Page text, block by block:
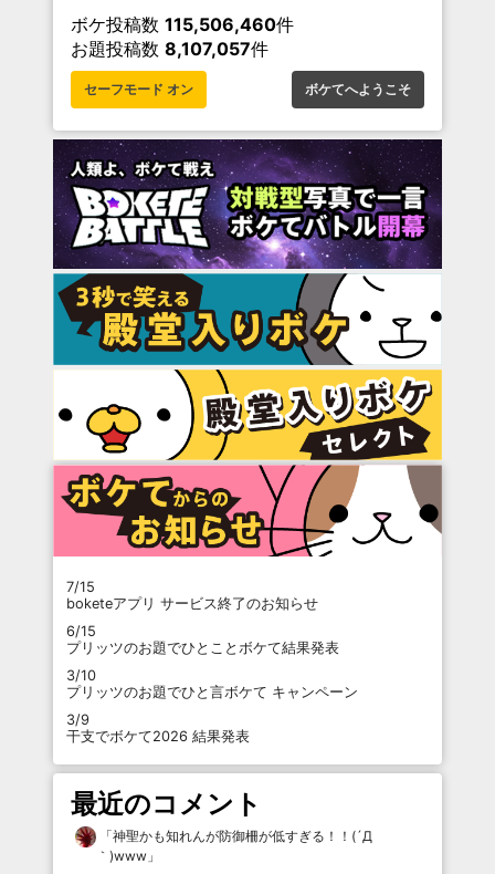
ボケ投稿数 115,506,460件
お題投稿数 8,107,057件
セーフモード オン ボケてへようこそ
7/15
boketeアプリ サービス終了のお知らせ
6/15
プリッツのお題でひとことボケて結果発表
3/10
プリッツのお題でひと言ボケて キャンペーン
3/9
干支でボケて2026 結果発表
最近のコメント
「神聖かも知れんが防御柵が低すぎる！！(´Д
｀)www 」